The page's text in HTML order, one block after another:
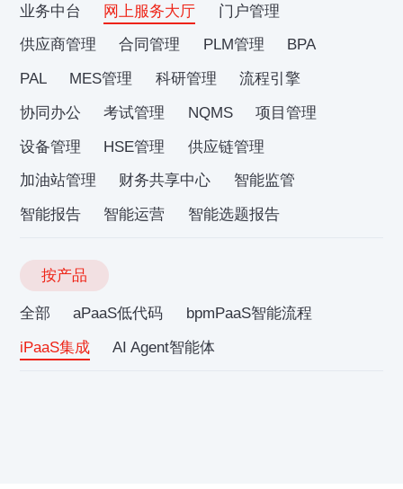
业务中台
网上服务大厅
门户管理
供应商管理
合同管理 PLM管理
BPA
PAL
MES管理 科研管理
流程引擎
协同办公
考试管理 NQMS
项目管理
设备管理
HSE管理
供应链管理
加油站管理
财务共享中心
智能监管
智能报告
智能运营 智能选题报告
按产品
全部 aPaaS低代码
bpmPaaS智能流程
iPaaS集成
AI Agent智能体